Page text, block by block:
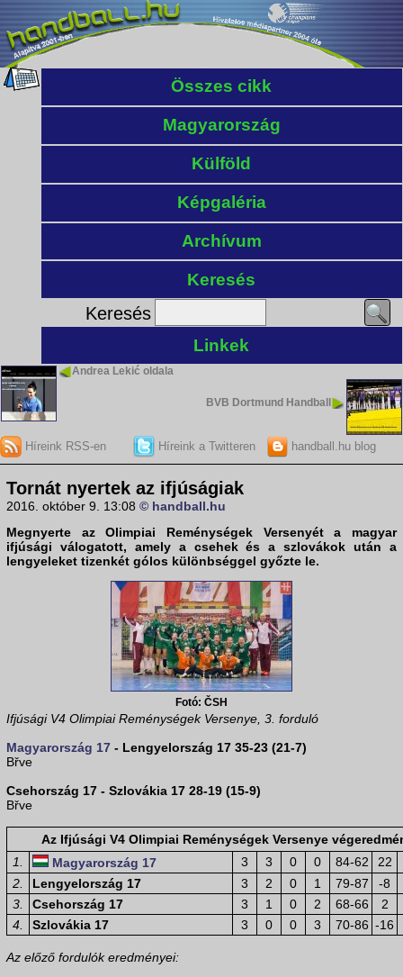
Összes cikk
Magyarország
Külföld
Képgaléria
Archívum
Keresés
Keresés
Linkek
Andrea Lekić oldala
BVB Dortmund Handball
Híreink RSS-en Híreink a Twitteren handball.hu blog
Tornát nyertek az ifjúságiak
2016. október 9. 13:08 © handball.hu
Megnyerte az Olimpiai Reménységek Versenyét a magyar
ifjúsági válogatott, amely a csehek és a szlovákok után a
lengyeleket tizenkét gólos különbséggel győzte le.
Fotó: ČSH
Ifjúsági V4 Olimpiai Reménységek Versenye, 3. forduló
Magyarország 17 - Lengyelország 17 35-23 (21-7)
Břve
Csehország 17 - Szlovákia 17 28-19 (15-9)
Břve
Az Ifjúsági V4 Olimpiai Reménységek Versenye
1.
Magyarország 17 3 3 0 0 84-62
22
2.
Lengyelország 17 3 2 0 1 79-87
-8
3.
Csehország 17 3 1 0 2 68-66
2
4.
Szlovákia 17 3 0 0 3 70-86 -16
Az előző fordulók eredményei: